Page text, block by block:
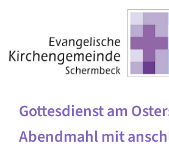
Gottesdienst am
Abendmahl mit